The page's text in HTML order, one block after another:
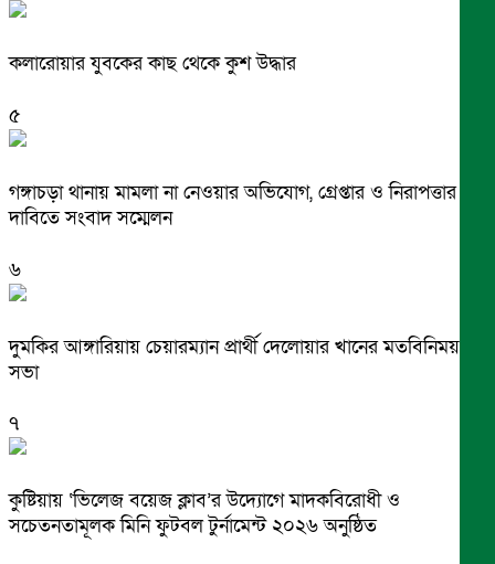
কলারোয়ার যুবকের কাছ থেকে কুশ উদ্ধার
৫
গঙ্গাচড়া থানায় মামলা না নেওয়ার অভিযোগ, গ্রেপ্তার ও নিরাপত্তার
দাবিতে সংবাদ সম্মেলন
৬
দুমকির আঙ্গারিয়ায় চেয়ারম্যান প্রার্থী দেলোয়ার খানের মতবিনিময়
সভা
৭
কুষ্টিয়ায় ‘ভিলেজ বয়েজ ক্লাব’র উদ্যোগে মাদকবিরোধী ও
সচেতনতামূলক মিনি ফুটবল টুর্নামেন্ট ২০২৬ অনুষ্ঠিত